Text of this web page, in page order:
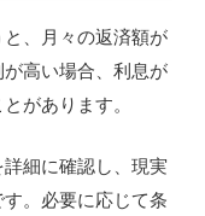
、月々の返済額が
高い場合、利息が
があります。
細に確認し、現実
。必要に応じて条